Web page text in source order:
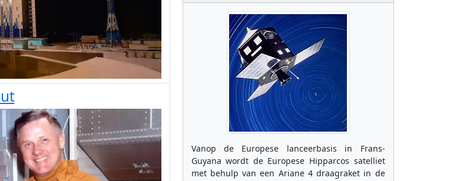
Vanop de Europese lanceerbasis in Frans-
Guyana wordt de Europese Hipparcos satelliet
met behulp van een Ariane 4 draagraket in de